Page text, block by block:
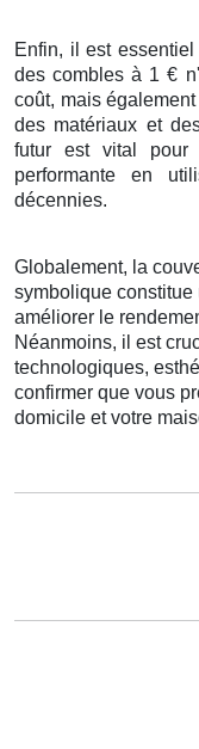
Enfin, il est essentiel
descombles à 1 €
coût, maiségalement
des matériaux et
futur est vital pour
performante en
décennies.
Globalement, la
symbolique constitue
améliorer le
Néanmoins, il est
technologiques,
confirmer que vous
domicile et votre